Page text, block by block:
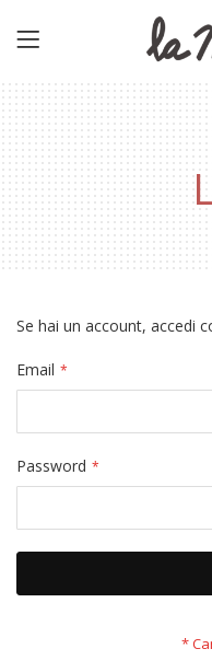
Se hai un account, accedi
Email
Password